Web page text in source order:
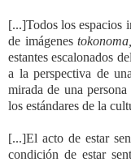
[...]Todos los espacios
de imágenestokonoma,
estantes escalonados
a la perspectiva de
mirada de una
los estándares de la
[...]El acto de estar
condición de estar